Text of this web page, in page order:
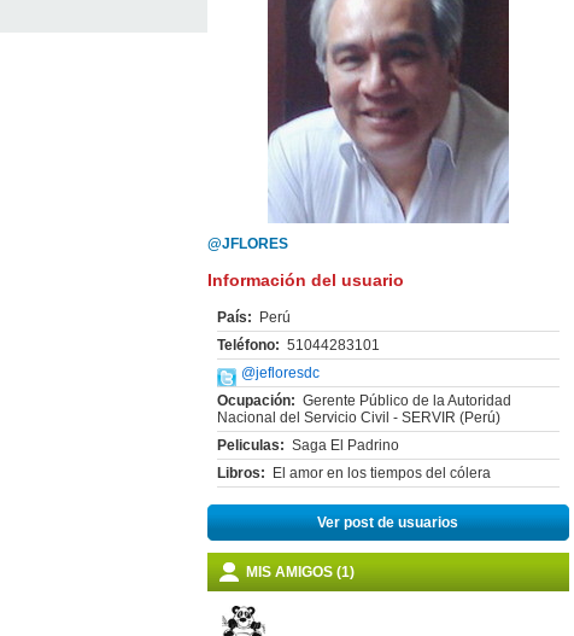
@JFLORES
Información del usuario
País:
Perú
Teléfono: 51044283101
@jefloresdc
Ocupación: Gerente Público de la Autoridad
Nacional del Servicio Civil - SERVIR (Perú)
Peliculas: Saga El Padrino
Libros:
El amor en los tiempos del cólera
Ver post de usuarios
MIS AMIGOS (1)